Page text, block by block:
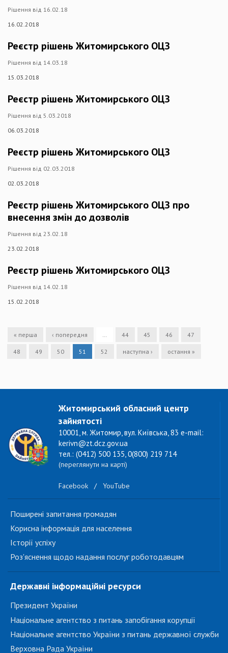
Рішення від 16.02.18
16.02.2018
Реєстр рішень Житомирського ОЦЗ
Рішення від 14.03.18
15.03.2018
Реєстр рішень Житомирського ОЦЗ
Рішення від 5.03.2018
06.03.2018
Реєстр рішень Житомирського ОЦЗ
Рішення від 02.03.2018
02.03.2018
Реєстр рішень Житомирського ОЦЗ про
внесення змін до дозволів
Рішення від 23.02.18
23.02.2018
Реєстр рішень Житомирського ОЦЗ
Рішення від 14.02.18
15.02.2018
« перша ‹ попередня 44 45 46 47
48 49 50 51 52 наступна › остання »
Житомирський обласний центр
зайнятості
10001, м. Житомир, вул. Київська, 83 e-mail:
kerivn@zt.dcz.gov.ua
тел.: (0412) 500 135, 0(800) 219 714
(переглянути на карті)
Facebook / YouTube
Поширені запитання громадян
Корисна інформація для населення
Історії успіху
Роз'яснення щодо надання послуг роботодавцям
Державні інформаційні ресурси
Президент України
Національне агентство з питань запобігання корупції
Національне агентство України з питань державної служби
Верховна Рада України